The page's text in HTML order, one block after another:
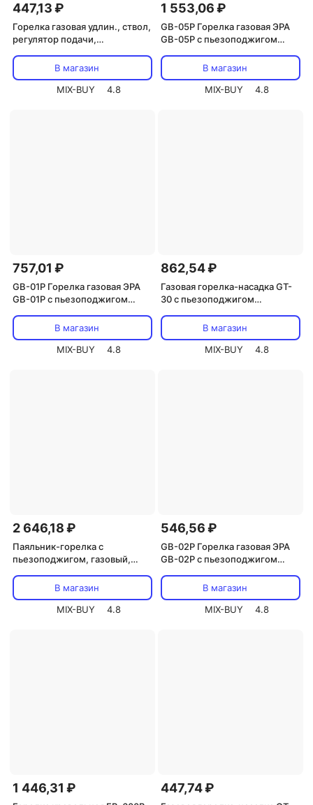
447,13 ₽
Горелка газовая удлин., ствол,
регулятор подачи,
1 шт., Рубин TDM, цена за 1 шт
В магазин
MIX-BUY
4.8
1 553,06 ₽
GB-05P Горелка газовая ЭРА
GB-05P с пьезоподжигом
вращение 360 градусов, цена
за 1 шт
В магазин
MIX-BUY
4.8
757,01 ₽
GB-01P Горелка газовая ЭРА
GB-01P с пьезоподжигом
В магазин
MIX-BUY
4.8
862,54 ₽
Газовая горелка-насадка GT-
30 с пьезоподжигом
В магазин
MIX-BUY
4.8
2 646,18 ₽
Паяльник-горелка с
пьезоподжигом, газовый,
губка, коробка REXANT, цена
за 1 шт
В магазин
MIX-BUY
4.8
546,56 ₽
GB-02P Горелка газовая ЭРА
GB-02P с пьезоподжигом
В магазин
MIX-BUY
4.8
1 446,31 ₽ 447,74 ₽